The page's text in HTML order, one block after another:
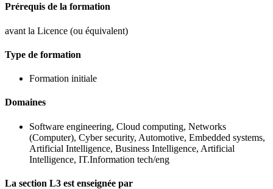
Prérequis de la formation
avant la Licence (ou équivalent)
Type de formation
Formation initiale
Domaines
Software engineering, Cloud computing, Networks
(Computer), Cyber security, Automotive, Embedded systems,
Artificial Intelligence, Business Intelligence, Artificial
Intelligence, IT.Information tech/eng
La section L3 est enseignée par